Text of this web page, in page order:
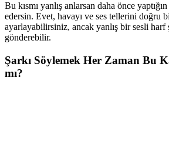
Bu kısmı yanlış anlarsan daha önce
edersin. Evet, havayı ve ses tellerini doğru
ayarlayabilirsiniz, ancak yanlış bir sesli
gönderebilir.
Şarkı Söylemek Her Zaman Bu
mı?